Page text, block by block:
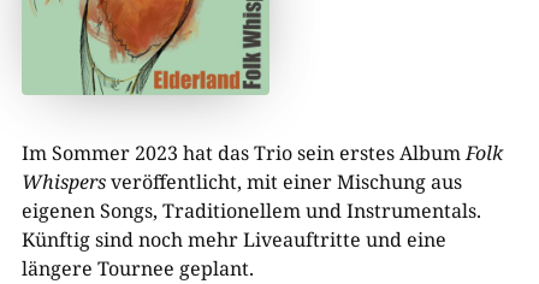
Im Sommer 2023 hat das Trio sein erstes AlbumFolk
Whispersveröffentlicht, mit einer Mischung aus
eigenen Songs, Traditionellem und Instrumentals.
Künftig sind noch mehr Liveauftritte und eine
längere Tournee geplant.